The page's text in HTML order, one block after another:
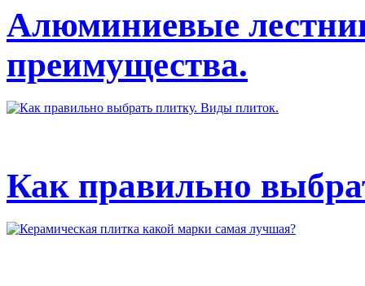
Алюминиевые
преимущества.
Как правильно